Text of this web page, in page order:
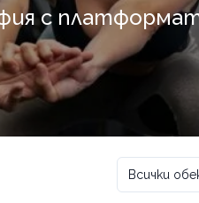
с
Всички